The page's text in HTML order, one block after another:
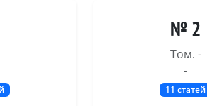
№ 2
Том. -
-
11 статей